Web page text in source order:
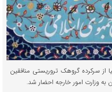
از سرکرده گروهک تروریستی منافقین
به وزارت امور خارجه احضار شد.